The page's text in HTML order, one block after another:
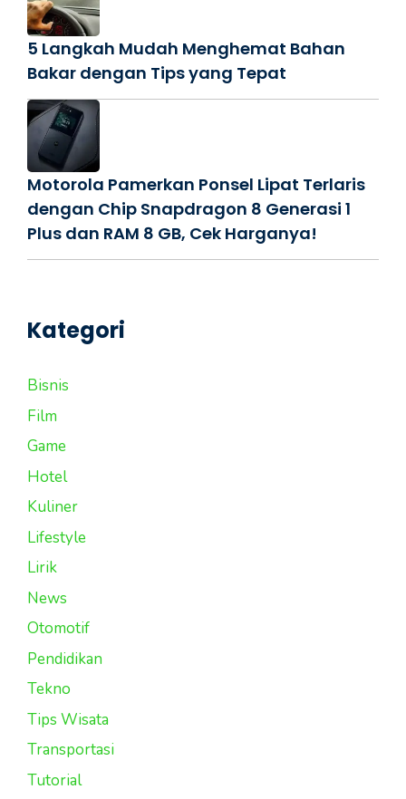
5 Langkah Mudah Menghemat Bahan
Bakar dengan Tips yang Tepat
Motorola Pamerkan Ponsel Lipat Terlaris
dengan Chip Snapdragon 8 Generasi 1
Plus dan RAM 8 GB, Cek Harganya!
Kategori
Bisnis
Film
Game
Hotel
Kuliner
Lifestyle
Lirik
News
Otomotif
Pendidikan
Tekno
Tips Wisata
Transportasi
Tutorial